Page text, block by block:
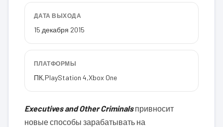
ДАТА ВЫХОДА
15 декабря 2015
ПЛАТФОРМЫ
ПК,PlayStation 4,Xbox One
Executives and Other Criminalsпривносит
новые способы зарабатывать на